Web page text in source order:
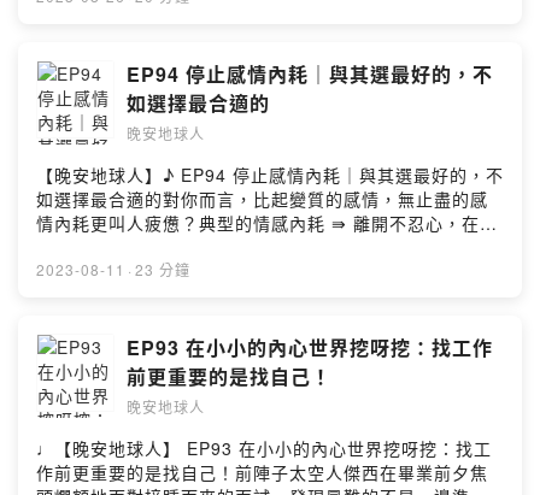
https://open.firstory.me/user/nightearth/platformsFac
m：https://www.instagram.com/wanan.spaceman▻ 晚
安星球 Wan-An Planet ◅官方網站：http://wanan-
planet.com/Facebook：
https://www.facebook.com/wananplanet/Instagram：
https://www.instagram.com/wananplanet/✉ 合作來信
▻ wanan.planet@gmail.comPowered by Firstory
Hosting
象」🐸 盤點讓人「蛙化」的傻眼行為🐸 傑西很介意「那
根」很長🐸 王子變青蛙的故事真實發生在傑西身上🐸 雨庭
的蛙化timing很特立獨行🐸 其實雨庭超毒舌，但容易對身
邊有人蛇化？！🐸 蛇化大師：太！空！人！傑！西！🐸 晚
了，看到這兒的你快手刀去關注一波！🔍：晚安地球人
（@𝒘𝒂𝒏𝒂𝒏.𝒔𝒑𝒂𝒄𝒆𝒎𝒂𝒏）#晚安地球人 #晚安星球
#wananspaceman #wananplanet #WanAn• 更多晚安星
安地球人 ◅主持 / Rain雨庭 Jess傑西動畫 / XiaoTser曉
daystarhttps://www.youtube.com/c/DaystarProjectmu
sic promoted by suara id https://bit.ly/3gnOcnU▻ 晚
安地球人 ◅收聽平台：
https://open.firstory.me/user/nightearth/platformsFac
ebook：
https://www.facebook.com/wanan.spacemanInstagra
握的未知轉變成「不安」後就成了我們內心的恐懼來源不
妨讓我們換個角度想...其實每一個你所害怕的👻，都是別
人朝思暮想想見的人 🥺這一集的中心思想很簡單，過好自
己的日子便是晴天 🌞最後只能說炎熱夏天聽這一集，可以
省冷氣錢 XD因為太空人們錄完這一集就好像過了個冬天一
樣 o((⊙﹏⊙))o【本集精華重點】👻 兒時雨庭參觀18層地
獄博物館就怕東怕西👻 傑西不怕👻，但怕殭屍（？）👻 超
可怕的小六畢業旅行驚魂記👻 恐怖的都市傳說：不能對睡
著的人拍照？👻 超值得氣噗噗的傑西媽親身經歷 🔥👻 其
和IG了，看到這兒的你快手刀去關注一波！🔍：晚安地球
人（@𝒘𝒂𝒏𝒂𝒏.𝒔𝒑𝒂𝒄𝒆𝒎𝒂𝒏）#晚安地球人 #晚安星球
#wananspaceman #wananplanet #WanAn #膽小慎入 #
靈異故事 #靈異事件• 更多晚安星球 •▻ 晚安地球人 ◅主持
剪輯 / Jess傑西文案 / Rain雨庭▻ 背景BGM來源 ◅music
by
EP94 停止感情內耗｜與其選最好的，不
如選擇最合適的
晚安地球人
【晚安地球人】♪ EP94 停止感情內耗｜與其選最好的，不
如選擇最合適的對你而言，比起變質的感情，無止盡的感
情內耗更叫人疲憊？典型的情感內耗 ⇛ 離開不忍心，在一
自我糾結、猶豫、自責等行為下，對自我的精神資源造成
見的情況會是「情緒霸凌」或「情緒折磨」自己導致發生
鑽牛角尖的情況，或是跌入深淵無法自救的結果❝ 很多時
候壓垮我們的不是問題，而是情緒 ❞如果太用力想緊抓一
段感情只要是過了頭，就會漸漸走向雙方都極度疲累的狀
態拖泥帶水的讓自己繼續在感情裡持續掙扎，不知道怎麼
救自己...所以太空總部在此奉勸各位地球人 .ᐟ.ᐟ.ᐟ不合腳的
鞋別穿，不合適的愛該放，持續內耗的感情就該止損 ❤️
2023-08-11 · 23 分鐘
EP93 在小小的內心世界挖呀挖：找工作
前更重要的是找自己！
晚安地球人
♩【晚安地球人】 EP93 在小小的內心世界挖呀挖：找工
作前更重要的是找自己！前陣子太空人傑西在畢業前夕焦